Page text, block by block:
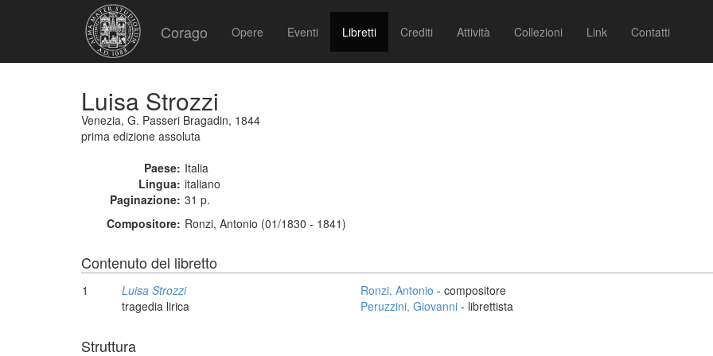
Corago Opere Eventi Libretti Crediti Attività Collezioni Link Contatti
Luisa Strozzi
Venezia, G. Passeri Bragadin, 1844
prima edizione assoluta
Paese: Italia
Lingua: italiano
Paginazione: 31 p.
Compositore: Ronzi, Antonio (01/1830 - 1841)
Contenuto del libretto
1
Luisa Strozzi
tragedia lirica
Ronzi, Antonio - compositore
Peruzzini, Giovanni - librettista
Struttura